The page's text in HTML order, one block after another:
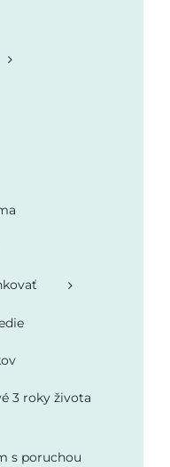
3 roky života
s poruchou